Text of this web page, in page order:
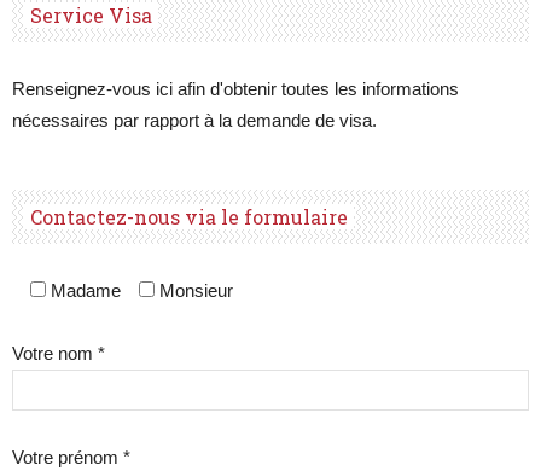
Service Visa
Renseignez-vous ici afin d'obtenir toutes les informations
nécessaires par rapport à la demande de visa.
Contactez-nous via le formulaire
Madame Monsieur
Votre nom *
Votre prénom *